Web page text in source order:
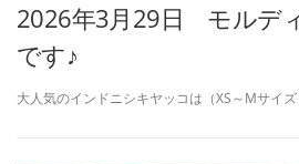
2026年3月29日 モルデ
です♪
大人気のインドニシキヤッコは（XS～Mサイ